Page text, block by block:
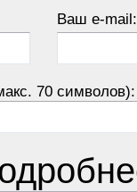
Ваш e-mail:
70 символов):